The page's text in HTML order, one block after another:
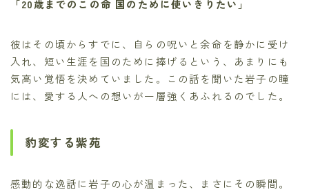
「20歳までのこの命 国のために使いきりたい」
彼はその頃からすでに、自らの呪いと余命を静かに受け
入れ、短い生涯を国のために捧げるという、あまりにも
気高い覚悟を決めていました。この話を聞いた岩子の瞳
には、愛する人への想いが一層強くあふれるのでした。
豹変する紫苑
感動的な逸話に岩子の心が温まった、まさにその瞬間。